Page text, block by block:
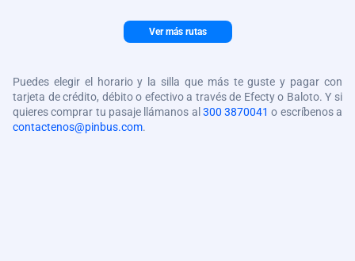
Ver más rutas
Puedes elegir el horario y la silla que más te guste y pagar con
tarjeta de crédito, débito o efectivo a través de Efecty o Baloto. Y si
quieres comprar tu pasaje llámanos al 300 3870041 o escríbenos a
contactenos@pinbus.com.